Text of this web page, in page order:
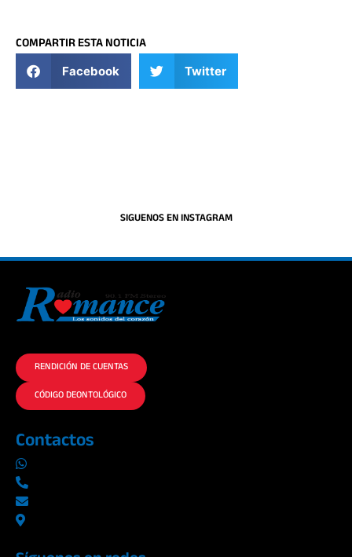
COMPARTIR ESTA NOTICIA
Facebook Twitter
SIGUENOS EN INSTAGRAM
RENDICIÓN DE CUENTAS
CÓDIGO DEONTOLÓGICO
Contactos